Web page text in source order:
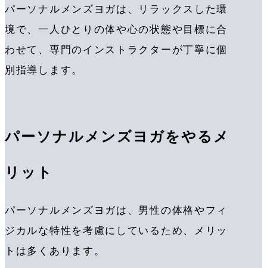
パーソナルメンズヨガは、リラックスした環
境で、一人ひとりの体や心の状態や目標に合
わせて、専門のインストラクターが丁寧に個
別指導します。
パーソナルメンズヨガをやるメ
リット
パーソナルメンズヨガは、男性の体格やフィ
ジカルな特性を考慮にしているため、メリッ
トは多くあります。